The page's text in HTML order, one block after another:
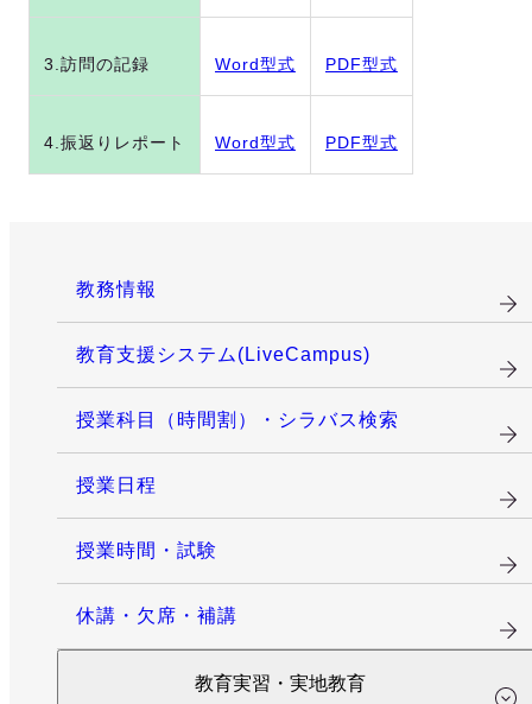
3.訪問の記録 Word型式 PDF型式
4.振返りレポート Word型式 PDF型式
教務情報
教育支援システム(LiveCampus)
授業科目（時間割）・シラバス検索
授業日程
授業時間・試験
休講・欠席・補講
教育実習・実地教育